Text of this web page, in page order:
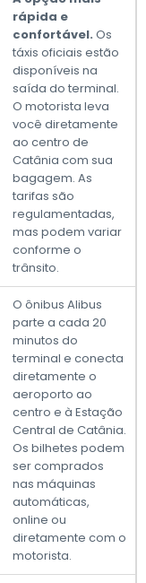
rápida e
confortável. Os
táxis oficiais estão
disponíveis na
saída do terminal.
O motorista leva
você diretamente
ao centro de
Catânia com sua
bagagem. As
tarifas são
regulamentadas,
mas podem variar
conforme o
trânsito.
O ônibus Alibus
parte a cada 20
minutos do
terminal e conecta
diretamente o
aeroporto ao
centro e à Estação
Central de Catânia.
Os bilhetes podem
ser comprados
nas máquinas
automáticas,
online ou
diretamente com o
motorista.